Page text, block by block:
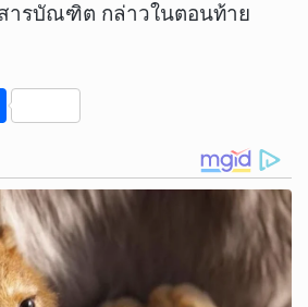
ารบัณฑิต กล่าวในตอนท้าย
S
ar
e